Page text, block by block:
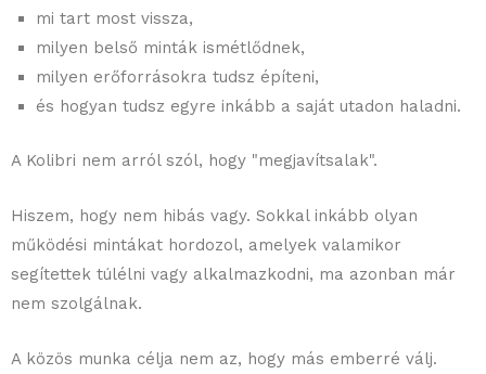
mi tart most vissza,
milyen belső minták ismétlődnek,
milyen erőforrásokra tudsz építeni,
és hogyan tudsz egyre inkább a saját utadon haladni.
A Kolibri nem arról szól, hogy "megjavítsalak".
Hiszem, hogy nem hibás vagy. Sokkal inkább olyan
működési mintákat hordozol, amelyek valamikor
segítettek túlélni vagy alkalmazkodni, ma azonban már
nem szolgálnak.
A közös munka célja nem az, hogy más emberré válj.